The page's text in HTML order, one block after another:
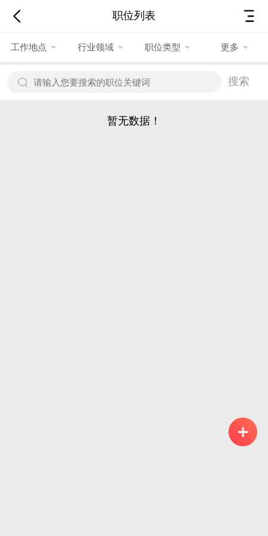
职位列表
工作地点 行业领域 职位类型 更多
搜索
暂无数据！